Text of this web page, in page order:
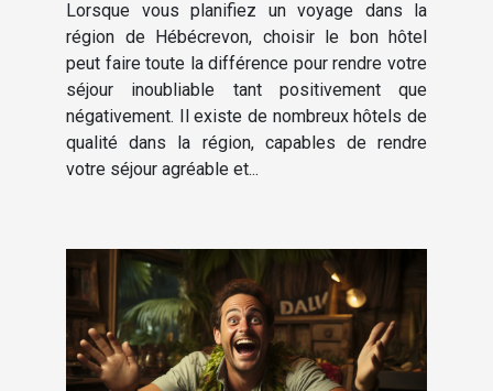
Lorsque vous planifiez un voyage dans la
région de Hébécrevon, choisir le bon hôtel
peut faire toute la différence pour rendre votre
séjour inoubliable tant positivement que
négativement. Il existe de nombreux hôtels de
qualité dans la région, capables de rendre
votre séjour agréable et...